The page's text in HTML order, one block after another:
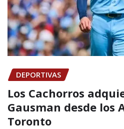
DEPORTIVAS
Los Cachorros
Gausman desde los
Toronto